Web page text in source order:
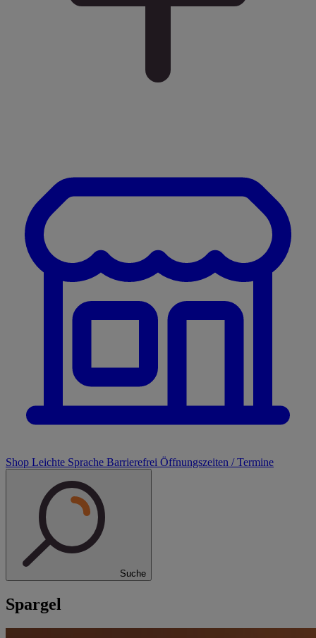
Shop Leichte Sprache Barrierefrei Öffnungszeiten / Termine
Suche
Spargel